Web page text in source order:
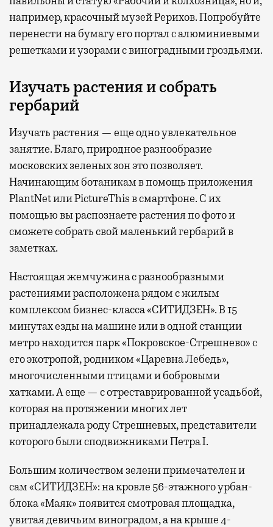
например, красочный музей Рерихов. Попробуйте
перенести на бумагу его портал с алюминиевыми
решетками и узорами с виноградными гроздьями.
Изучать растения и собрать
гербарий
Изучать растения — еще одно увлекательное
занятие. Благо, природное разнообразие
московских зеленых зон это позволяет.
Начинающим ботаникам в помощь приложения
PlantNet или PictureThis в смартфоне. С их
помощью вы распознаете растения по фото и
сможете собрать свой маленький гербарий в
заметках.
Настоящая жемчужина с разнообразными
растениями расположена рядом с жилым
комплексом бизнес-класса «СИТИДЗЕН». В 15
минутах езды на машине или в одной станции
метро находится парк «Покровское-Стрешнево» с
его экотропой, родником «Царевна Лебедь»,
многочисленными птицами и бобровыми
хатками. А еще — с отреставрированной усадьбой,
которая на протяжении многих лет
принадлежала роду Стрешневых, представители
которого были сподвижниками Петра I.
Большим количеством зелени примечателен и
сам «СИТИДЗЕН»: на кровле 56-этажного урбан-
блока «Маяк» появится смотровая площадка,
увитая девичьим виноградом, а на крыше 4-